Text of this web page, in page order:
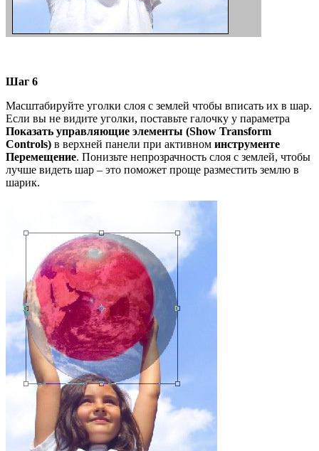
Шаг 6
Масштабируйте уголки слоя с землей чтобы вписать их в шар.
Если вы не видите уголки, поставьте галочку у параметра
Показать управляющие элементы (Show Transform
Controls) в верхней панели при активном инструменте
Перемещение. Понизьте непрозрачность слоя с землей, чтобы
лучше видеть шар – это поможет проще разместить землю в
шарик.